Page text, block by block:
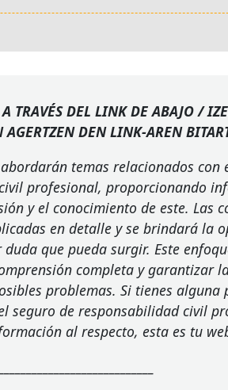
TRAVÉS DEL LINKDEABAJO/
AGERTZEN DEN LINK-AREN
temas relacionados con
profesional, proporcionando
y el conocimiento de este. Las
en detalle y se brindará la
que pueda surgir. Este
completa y garantizar
problemas. Si tienes alguna
seguro de responsabilidad civil
al respecto, esta es tu